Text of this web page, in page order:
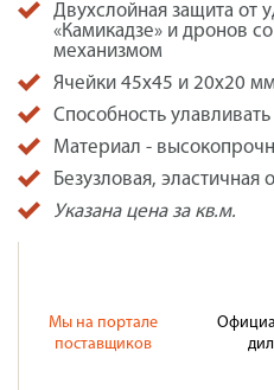
Двухслойная защита от
«Камикадзе» и дронов
механизмом
Ячейки 45х45 и 20х20
Способность
Материал -
Безузловая, эластичная
Указана цена за кв.м.
Мы на портале
поставщиков